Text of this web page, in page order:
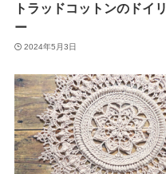
トラッドコットンのドイリ
ー
2024年5月3日